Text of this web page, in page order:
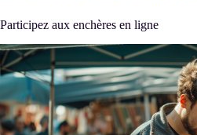
Participez aux enchères en ligne